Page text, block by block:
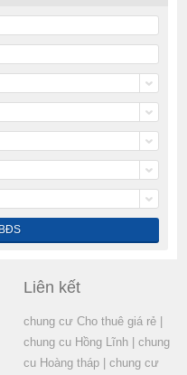
Liên kết
chung cư Cho thuê giá rẻ|
chung cu Hồng Lĩnh| chung
cu Hoàng tháp| chung cư